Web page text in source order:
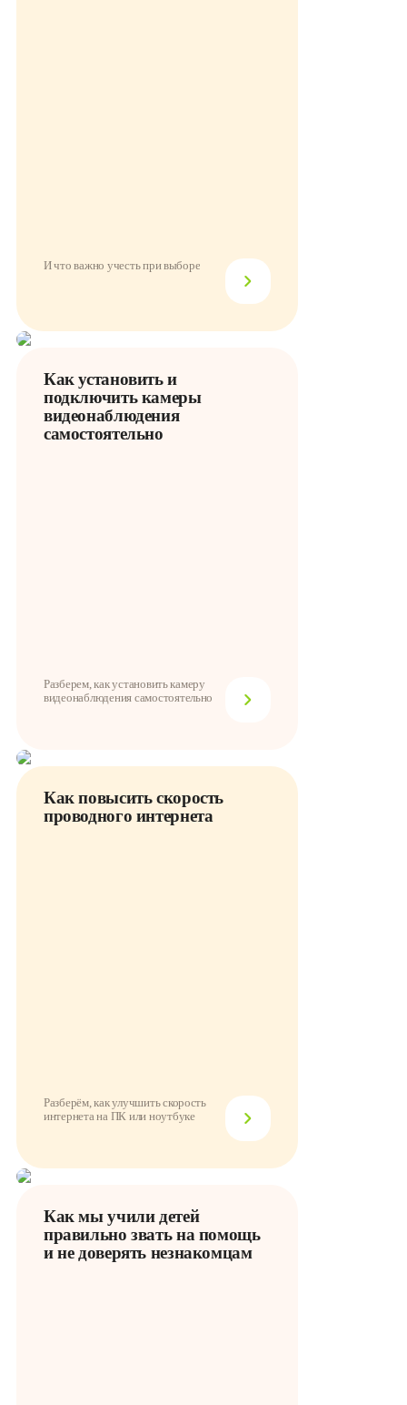
И что важно учесть при выборе
Как установить и
подключить камеры
видеонаблюдения
самостоятельно
Разберем, как установить камеру
видеонаблюдения самостоятельно
Как повысить скорость
проводного интернета
Разберём, как улучшить скорость
интернета на ПК или ноутбуке
Как мы учили детей
правильно звать на помощь
и не доверять незнакомцам